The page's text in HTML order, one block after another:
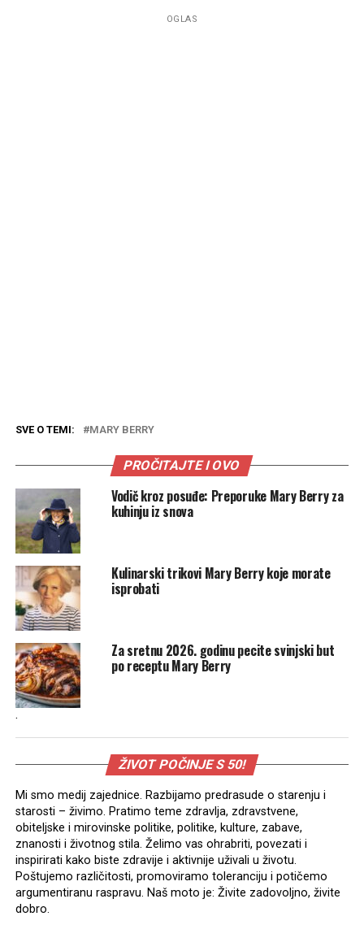
OGLAS
SVE O TEMI: MARY BERRY
PROČITAJTE I OVO
Vodič kroz posuđe: Preporuke Mary Berry za
kuhinju iz snova
Kulinarski trikovi Mary Berry koje morate
isprobati
Za sretnu 2026. godinu pecite svinjski but
po receptu Mary Berry
.
ŽIVOT POČINJE S 50!
Mi smo medij zajednice. Razbijamo predrasude o starenju i
starosti – živimo. Pratimo teme zdravlja, zdravstvene,
obiteljske i mirovinske politike, politike, kulture, zabave,
znanosti i životnog stila. Želimo vas ohrabriti, povezati i
inspirirati kako biste zdravije i aktivnije uživali u životu.
Poštujemo različitosti, promoviramo toleranciju i potičemo
argumentiranu raspravu. Naš moto je: Živite zadovoljno, živite
dobro.